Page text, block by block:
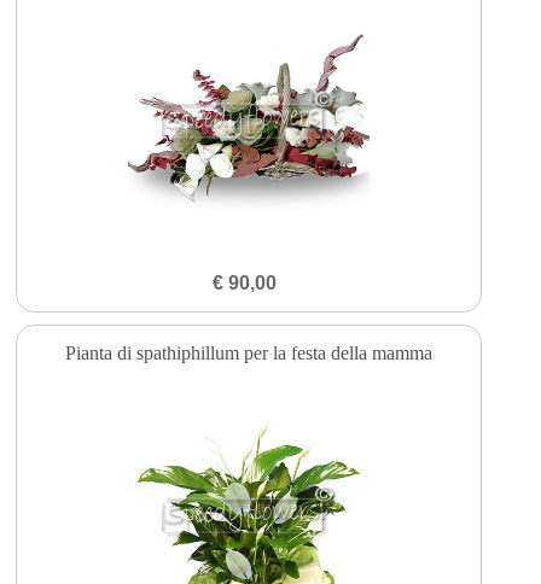
€ 90,00
Pianta di spathiphillum per la festa della mamma